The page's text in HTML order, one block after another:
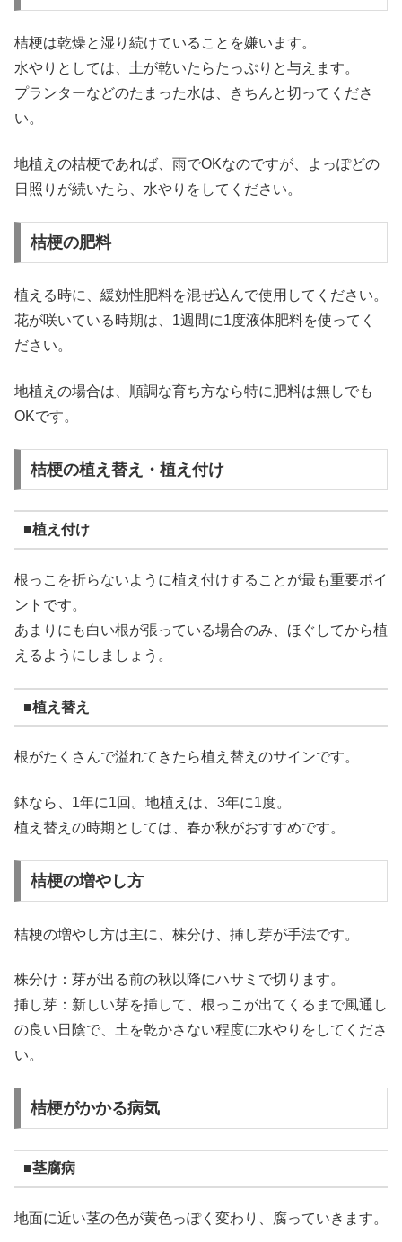
桔梗は乾燥と湿り続けていることを嫌います。
水やりとしては、土が乾いたらたっぷりと与えます。
プランターなどのたまった水は、きちんと切ってくださ
い。
地植えの桔梗であれば、雨でOKなのですが、よっぽどの
日照りが続いたら、水やりをしてください。
桔梗の肥料
植える時に、緩効性肥料を混ぜ込んで使用してください。
花が咲いている時期は、1週間に1度液体肥料を使ってく
ださい。
地植えの場合は、順調な育ち方なら特に肥料は無しでも
OKです。
桔梗の植え替え・植え付け
■植え付け
根っこを折らないように植え付けすることが最も重要ポイ
ントです。
あまりにも白い根が張っている場合のみ、ほぐしてから植
えるようにしましょう。
■植え替え
根がたくさんで溢れてきたら植え替えのサインです。
鉢なら、1年に1回。地植えは、3年に1度。
植え替えの時期としては、春か秋がおすすめです。
桔梗の増やし方
桔梗の増やし方は主に、株分け、挿し芽が手法です。
株分け：芽が出る前の秋以降にハサミで切ります。
挿し芽：新しい芽を挿して、根っこが出てくるまで風通し
の良い日陰で、土を乾かさない程度に水やりをしてくださ
い。
桔梗がかかる病気
■茎腐病
地面に近い茎の色が黄色っぽく変わり、腐っていきます。